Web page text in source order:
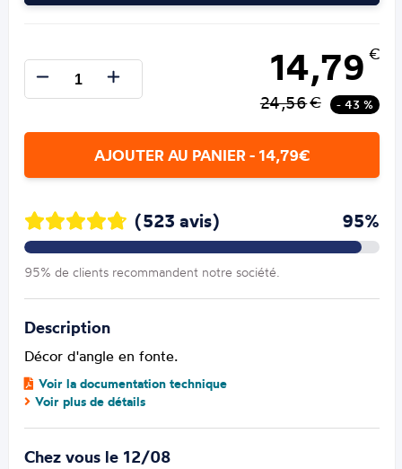
14,79 €
24,56€ - 43 %
AJOUTER AU PANIER - 14,79€
(523 avis) 95%
95% de clients recommandent notre société.
Description
Décor d'angle en fonte.
Voir la documentation technique
Voir plus de détails
Chez vous le 12/08